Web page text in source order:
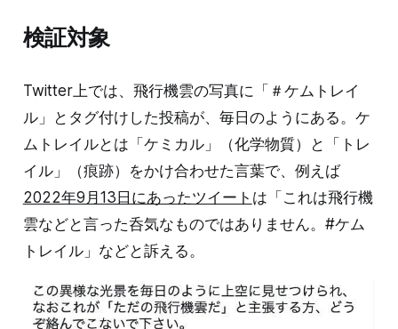
検証対象
Twitter上では、飛行機雲の写真に「＃ケムトレイ
ル」とタグ付けした投稿が、毎日のようにある。ケ
ムトレイルとは「ケミカル」（化学物質）と「トレ
イル」（痕跡）をかけ合わせた言葉で、例えば
2022年9月13日にあったツイート は「これは飛行機
雲などと言った呑気なものではありません。#ケム
トレイル」などと訴える。